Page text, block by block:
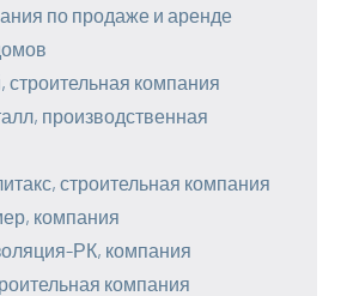
по продаже и аренде
строительная компания
производственная
строительная компания
компания
РК, компания
компания